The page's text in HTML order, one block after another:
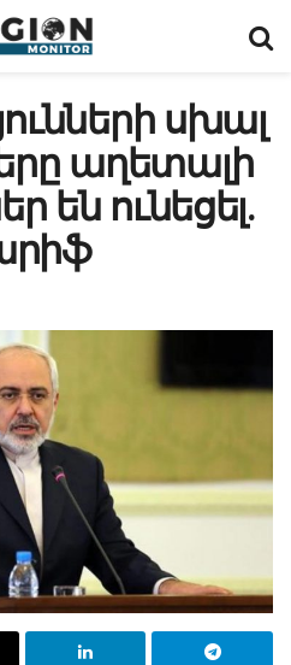
սխալ
աղետալի
են ունեցել․